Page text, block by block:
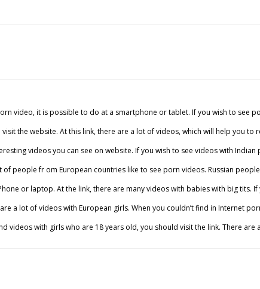
video, it is possible to do at a smartphone or tablet. If you wish to see
the website. At this link, there are a lot of videos, which will help
videos you can see on website. If you wish to see videos with
people fr om European countries like to see porn videos. Russian
or laptop. At the link, there are many videos with babies with big
lot of videos with European girls. When you couldn’t find in
with girls who are 18 years old, you should visit the link.